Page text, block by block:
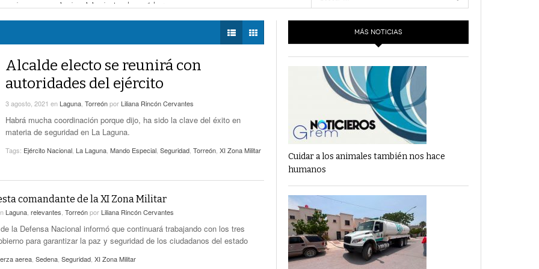
Zaragoza- hace 17 horas -
Por Falta De Agua, Vecinos De Villa Zaragoza
Bloquearon Mieleras
Anuncian Nuevo Pozo De Agua Potable Para
Torreón- hace 20 horas -
TWEETS AND
ESTÉREO GALLITO
Financiamiento’ Por PC29
‘La Laguna: Bomba De Tiempo Por Falta De
Planeación’ Por PC29 - 17 mayo, 2021
‘Las Corrupciones, Sus Formas Y Efectos’ Por
PC29
- 7 mayo, 2021
su lugar en Playoffs- hace 1 hora -
Casa Blanca- hace 2 horas -
Zaragoza de Torreón
Alcalde electo se reunirá con
autoridades del ejército
3 agosto, 2021 en Laguna Torreónpor Liliana Rincón Cervantes
Habrá mucha coordinación porque dijo, ha sido la clave del éxito en
materia de seguridad en La Laguna.
Tags: Ejército Nacional La Laguna Mando Especial Seguridad Torreón XI Zona Militar
comandante de la XI Zona Militar
Laguna relevantes Torreónpor Liliana Rincón Cervantes
la Defensa Nacional informó que continuará trabajando con los tres
para garantizar la paz y seguridad de los ciudadanos del estado
aerea Sedena Seguridad XI Zona Militar
MÁS NOTICIAS
Cuidar a los animales también nos hace
humanos